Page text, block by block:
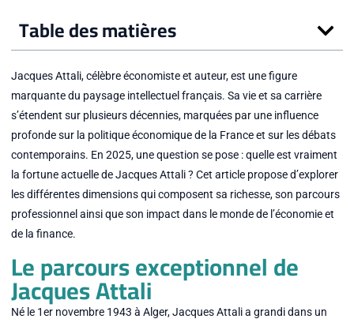
Table des matières
Jacques Attali, célèbre économiste et auteur, est une figure
marquante du paysage intellectuel français. Sa vie et sa carrière
s’étendent sur plusieurs décennies, marquées par une influence
profonde sur la politique économique de la France et sur les débats
contemporains. En 2025, une question se pose : quelle est vraiment
la fortune actuelle de Jacques Attali ? Cet article propose d’explorer
les différentes dimensions qui composent sa richesse, son parcours
professionnel ainsi que son impact dans le monde de l’économie et
de la finance.
Le parcours exceptionnel de
Jacques Attali
Né le 1er novembre 1943 à Alger, Jacques Attali a grandi dans un